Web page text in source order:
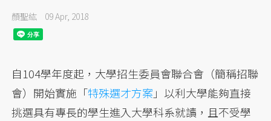
顏聖紘 09 Apr, 2018
自104學年度起，大學招生委員會聯合會（簡稱招聯
會）開始實施「特殊選才方案 」以利大學能夠直接
挑選具有專長的學生進入大學科系就讀，且不受學